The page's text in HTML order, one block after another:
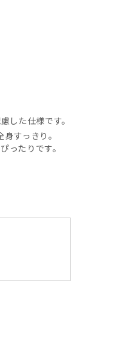
した仕様です。
すっきり。
ったりです。